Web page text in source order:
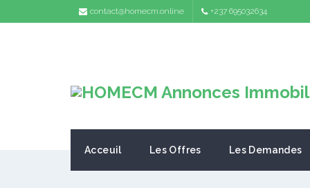
contact@homecm.online +237 695032634
Acceuil Les Offres Les Demandes